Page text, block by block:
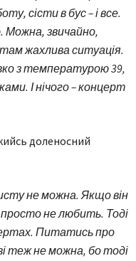
сісти в бус – і все.
Можна, звичайно,
жахлива ситуація.
з температурою 39,
І нічого – концерт
доленосний
не можна. Якщо він
просто не любить. Тоді
Питатись про
теж не можна, бо тоді